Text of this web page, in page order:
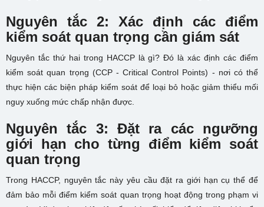
Nguyên tắc 2: Xác định các điểm
kiểm soát quan trọng cần giám sát
Nguyên tắc thứ hai trong HACCP là gì? Đó là xác định các điểm
kiểm soát quan trọng (CCP - Critical Control Points) - nơi có thể
thực hiện các biện pháp kiểm soát để loại bỏ hoặc giảm thiểu mối
nguy xuống mức chấp nhận được.
Nguyên tắc 3: Đặt ra các ngưỡng
giới hạn cho từng điểm kiểm soát
quan trọng
Trong HACCP, nguyên tắc này yêu cầu đặt ra giới hạn cụ thể để
đảm bảo mỗi điểm kiểm soát quan trọng hoạt động trong phạm vi